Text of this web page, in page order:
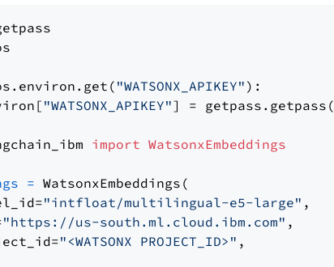
"WATSONX_APIKEY" ):
"WATSONX_APIKEY"] = getpass.getpass(
import WatsonxEmbeddings
= WatsonxEmbeddings(
"intfloat/multilingual-e5-large" ,
"https://us-south.ml.cloud.ibm.com" ,
"<WATSONX PROJECT_ID>" ,